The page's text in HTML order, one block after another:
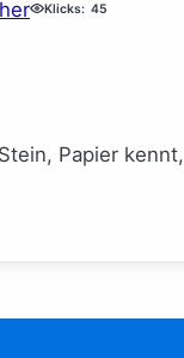
Klicks: 45
Papier kennt,